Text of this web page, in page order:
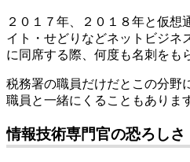
２０１７年、２０１８年と仮想
イト・せどりなどネットビジネ
に同席する際、何度も名刺をも
税務署の職員だけだとこの分野
職員と一緒にくることもありま
情報技術専門官の恐ろしさ